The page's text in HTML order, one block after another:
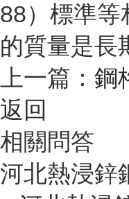
88）標準等
的質量是長
上一篇： 鋼
返回
相關問答
河北熱浸鋅